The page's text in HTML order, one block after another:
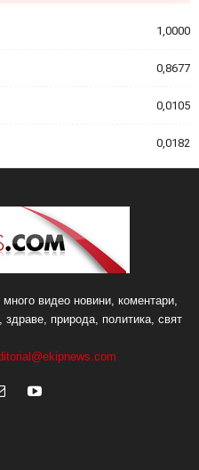
1,0000
0,8677
0,0105
0,0182
видео новини, коментари,
здраве, природа, политика, свят